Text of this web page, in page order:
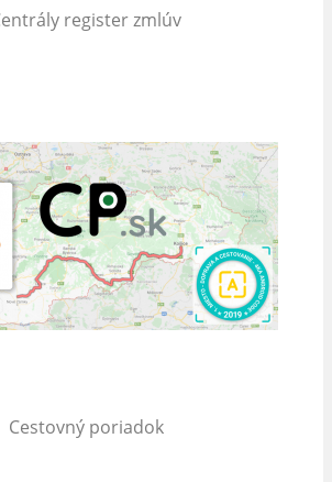
register zmlúv
Cestovný poriadok